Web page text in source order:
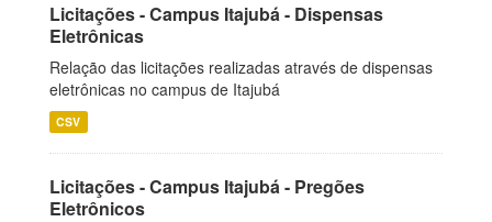
Licitações - Campus Itajubá - Dispensas
Eletrônicas
Relação das licitações realizadas através de dispensas
eletrônicas no campus de Itajubá
CSV
Licitações - Campus Itajubá - Pregões
Eletrônicos